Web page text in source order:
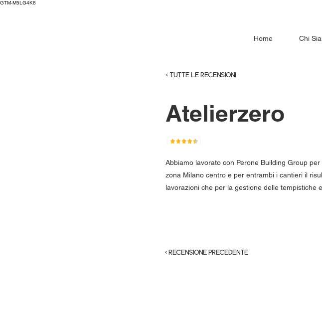
GTM-M5LG4K8
Home Chi
< TUTTE LE RECENSIONI
Atelierzero
Abbiamo lavorato con Perone Building Group
zona Milano centro e per entrambi i cantieri il
lavorazioni che per la gestione delle tempistiche
< RECENSIONE PRECEDENTE